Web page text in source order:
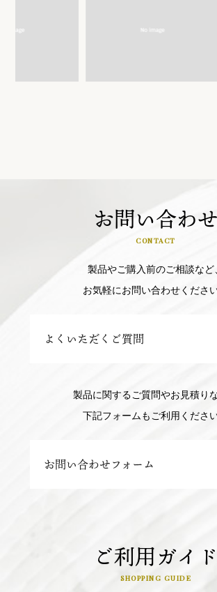
お問い合わせ
CONTACT
製品やご購入前のご相談など
お気軽にお問い合わせください
よくいただくご質問
製品に関するご質問やお見積りな
下記フォームもご利用ください
お問い合わせフォーム
ご利用ガイド
SHOPPING GUIDE